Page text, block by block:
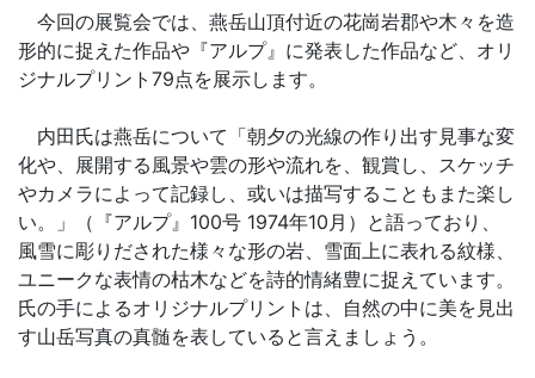
今回の展覧会では、燕岳山頂付近の花崗岩郡や木々を造
形的に捉えた作品や『アルプ』に発表した作品など、オリ
ジナルプリント79点を展示します。
内田氏は燕岳について「朝夕の光線の作り出す見事な変
化や、展開する風景や雲の形や流れを、観賞し、スケッチ
やカメラによって記録し、或いは描写することもまた楽し
い。」（『アルプ』100号 1974年10月）と語っており、
風雪に彫りだされた様々な形の岩、雪面上に表れる紋様、
ユニークな表情の枯木などを詩的情緒豊に捉えています。
氏の手によるオリジナルプリントは、自然の中に美を見出
す山岳写真の真髄を表していると言えましょう。